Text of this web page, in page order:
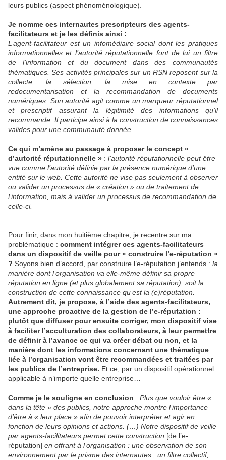
leurs publics (aspect phénoménologique).
Je nomme ces internautes prescripteurs des agents-
facilitateurs et je les définis ainsi :
L’agent-facilitateur est un infomédiaire social dont les pratiques
informationnelles et l’autorité réputationnelle font de lui un filtre
de l’information et du document dans des communautés
thématiques. Ses activités principales sur un RSN reposent sur la
collecte, la sélection, la mise en contexte par
redocumentarisation et la recommandation de documents
numériques. Son autorité agit comme un marqueur réputationnel
et prescriptif assurant la légitimité des informations qu’il
recommande. Il participe ainsi à la construction de connaissances
valides pour une communauté donnée.
Ce qui m’amène au passage à proposer le concept «
d’autorité réputationnelle » : l’autorité réputationnelle peut être
vue comme l’autorité définie par la présence numérique d’une
entité sur le web. Cette autorité ne vise pas seulement à observer
ou valider un processus de « création » ou de traitement de
l’information, mais à valider un processus de recommandation de
celle-ci.
Pour finir, dans mon huitième chapitre, je recentre sur ma
problématique : comment intégrer ces agents-facilitateurs
dans un dispositif de veille pour « construire l’e-réputation »
? Soyons bien d’accord, par construire l’e-réputation j’entends : la
manière dont l’organisation va elle-même définir sa propre
réputation en ligne (et plus globalement sa réputation), soit la
construction de cette connaissance qu’est la (e)réputation.
Autrement dit, je propose, à l’aide des agents-facilitateurs,
une approche proactive de la gestion de l’e-réputation :
plutôt que diffuser pour ensuite corriger, mon dispositif vise
à faciliter l’acculturation des collaborateurs, à leur permettre
de définir à l’avance ce qui va créer débat ou non, et la
manière dont les informations concernant une thématique
liée à l’organisation vont être recommandées et traitées par
les publics de l’entreprise. Et ce, par un dispositif opérationnel
applicable à n’importe quelle entreprise…
Comme je le souligne en conclusion : Plus que vouloir être «
dans la tête » des publics, notre approche montre l’importance
d’être à « leur place » afin de pouvoir interpréter et agir en
fonction de leurs opinions et actions. (…) Notre dispositif de veille
par agents-facilitateurs permet cette construction [de l’e-
réputation] en offrant à l’organisation : une observation de son
environnement par le prisme des internautes ; un filtre collectif,